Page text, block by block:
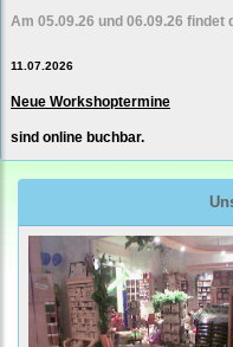
Am 05.09.26 und 06.09.26
11.07.2026
Neue Workshoptermine
sind online buchbar.